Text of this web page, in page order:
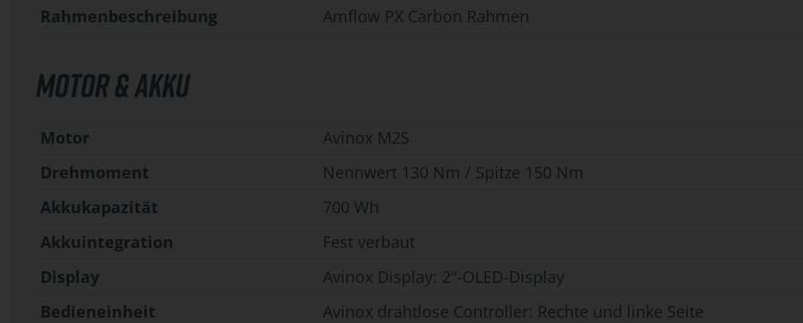
Rahmenbeschreibung Amflow PX Carbon Rahmen
MOTOR & AKKU
Motor
Avinox M2S
Drehmoment
Nennwert 130 Nm / Spitze 150 Nm
Akkukapazität
700 Wh
Akkuintegration
Fest verbaut
Display
Avinox Display: 2″-OLED-Display
Bedieneinheit
Avinox drahtlose Controller: Rechte und linke Seite